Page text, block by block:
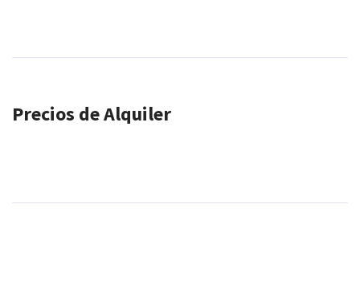
Precios de Alquiler